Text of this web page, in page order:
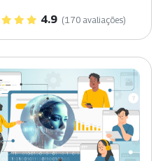
4.9 (170 avaliações)